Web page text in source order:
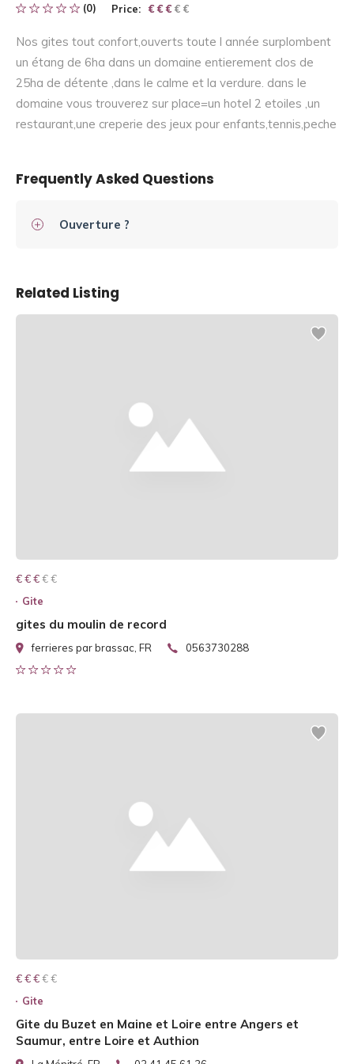
(0) Price: € € € € €
€ € €
Nos gites tout confort,ouverts toute l année surplombent
un étang de 6ha dans un domaine entierement clos de
25ha de détente ,dans le calme et la verdure. dans le
domaine vous trouverez sur place=un hotel 2 etoiles ,un
restaurant,une creperie des jeux pour enfants,tennis,peche
Frequently Asked Questions
Ouverture ?
Related Listing
€ € € € €
€ € €
Gite
gites du moulin de record
ferrieres par brassac, FR 0563730288
€ € € € €
€ € €
Gite
Gite du Buzet en Maine et Loire entre Angers et
Saumur, entre Loire et Authion